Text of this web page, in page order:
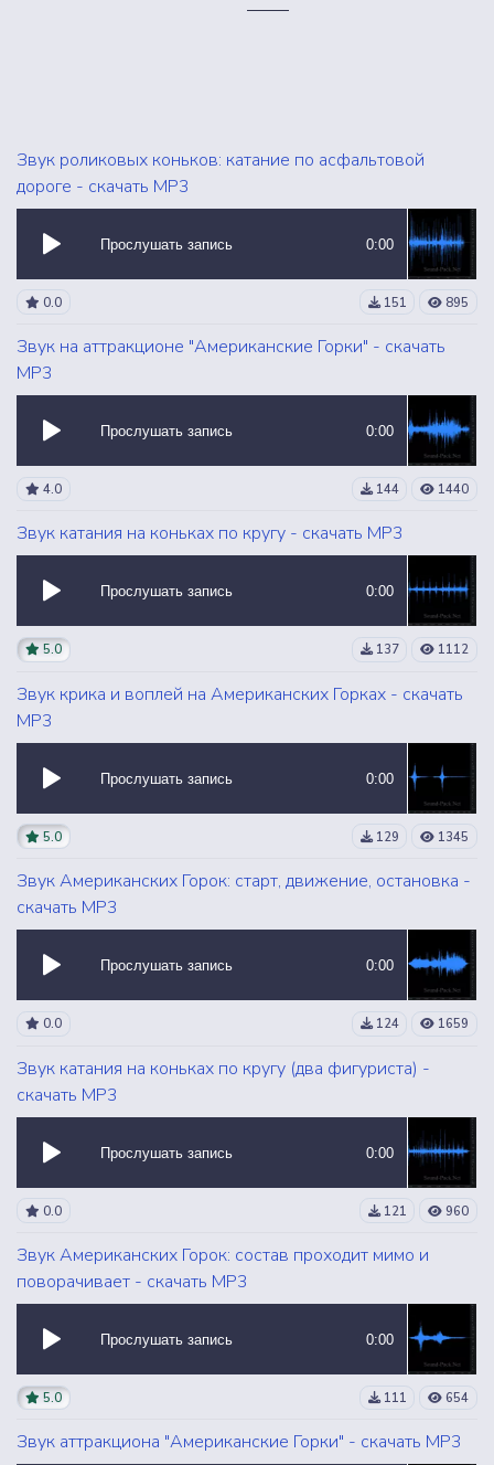
Звук роликовых коньков: катание по асфальтовой
дороге - скачать MP3
Прослушать запись 0:00
0.0 151 895
Звук на аттракционе "Американские Горки" - скачать
MP3
Прослушать запись 0:00
4.0 144 1440
Звук катания на коньках по кругу - скачать MP3
Прослушать запись 0:00
5.0 137 1112
Звук крика и воплей на Американских Горках - скачать
MP3
Прослушать запись 0:00
5.0 129 1345
Звук Американских Горок: старт, движение, остановка -
скачать MP3
Прослушать запись 0:00
0.0 124 1659
Звук катания на коньках по кругу (два фигуриста) -
скачать MP3
Прослушать запись 0:00
0.0 121 960
Звук Американских Горок: состав проходит мимо и
поворачивает - скачать MP3
Прослушать запись 0:00
5.0 111 654
Звук аттракциона "Американские Горки" - скачать MP3